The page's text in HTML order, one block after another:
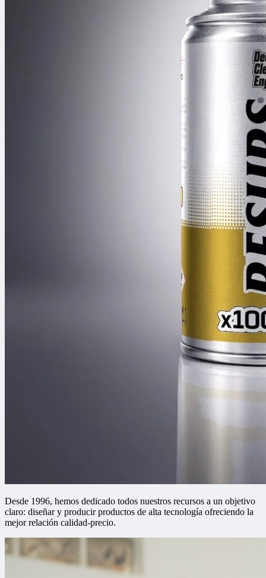
Desde 1996, hemos dedicado todos nuestros recursos a un objetivo
claro: diseñar y producir productos de alta tecnología ofreciendo la
mejor relación calidad-precio.